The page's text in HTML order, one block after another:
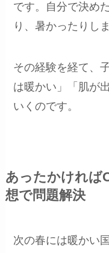
です。自分で決め
り、暑かったりしま
その経験を経て、
は暖かい」「肌が
いくのです。
あったかければ
想で問題解決
次の春には暖かい